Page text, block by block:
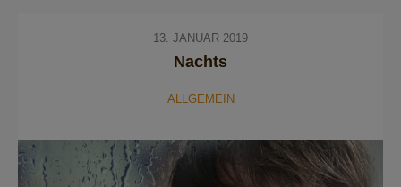
13. JANUAR 2019
Nachts
ALLGEMEIN